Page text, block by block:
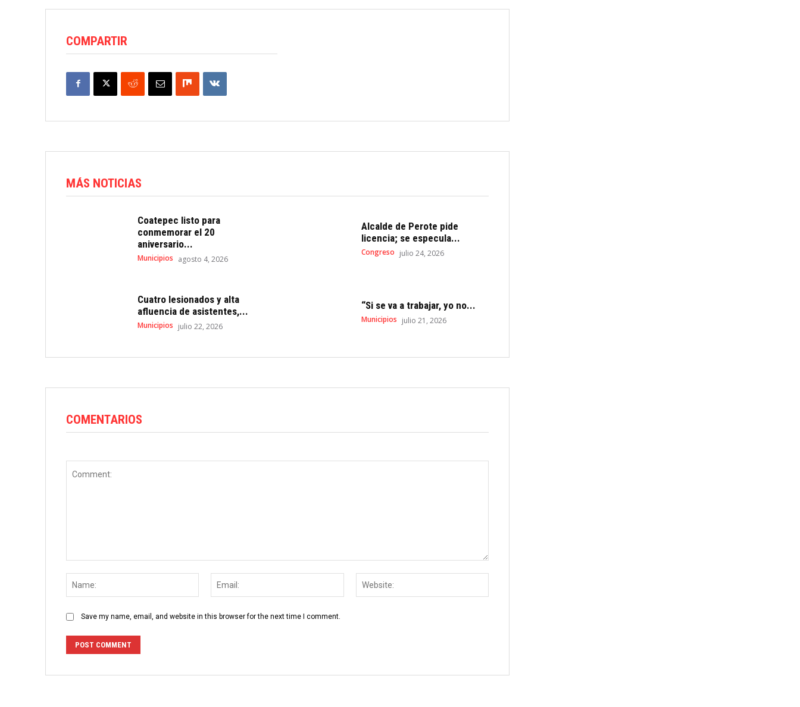
COMPARTIR
MÁS NOTICIAS
Coatepec listo para
conmemorar el 20
aniversario...
Municipios agosto 4, 2026
Alcalde de Perote pide
licencia; se especula...
Congreso julio 24, 2026
Cuatro lesionados y alta
afluencia de asistentes,...
Municipios julio 22, 2026
“Si se va a trabajar, yo no...
Municipios julio 21, 2026
COMENTARIOS
Save my name, email, and website in this browser for the next time I comment.